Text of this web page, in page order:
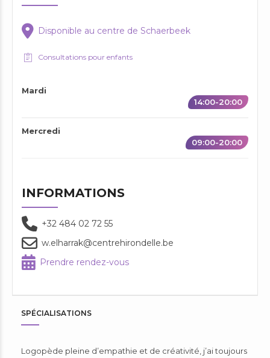
Disponible au centre de Schaerbeek
Consultations pour enfants
Mardi
14:00-20:00
Mercredi
09:00-20:00
INFORMATIONS
+32 484 02 72 55
w.elharrak@centrehirondelle.be
Prendre rendez-vous
SPÉCIALISATIONS
Logopède pleine d’empathie et de créativité, j’ai toujours